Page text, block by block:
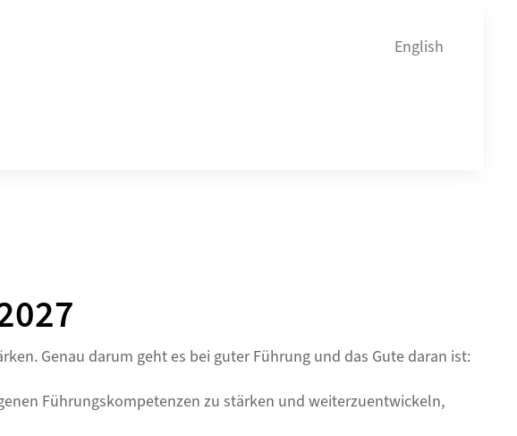
English
Genau darum geht es bei guter Führung und das Gute daran ist:
Führungskompetenzen zu stärken und weiterzuentwickeln,